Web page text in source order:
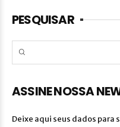
PESQUISAR
ASSINE NOSSA
Deixe aqui seus dados